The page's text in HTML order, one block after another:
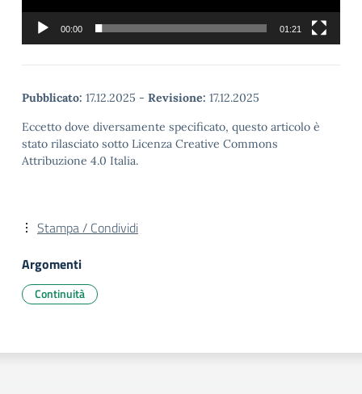
00:00 01:21
Pubblicato: 17.12.2025 - Revisione: 17.12.2025
Eccetto dove diversamente specificato, questo articolo è
stato rilasciato sotto Licenza Creative Commons
Attribuzione 4.0 Italia.
Stampa / Condividi
Argomenti
Continuità